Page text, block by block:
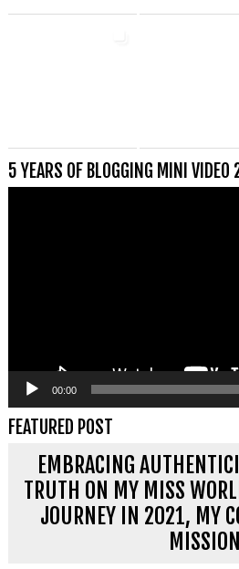
5 YEARS OF BLOGGING MINI
00:00
FEATURED POST
EMBRACING
TRUTH ON MY MISS
JOURNEY IN 2021, MY
MISSION